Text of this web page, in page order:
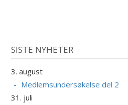
SISTE NYHETER
3. august
Medlemsundersøkelse del 2
31. juli